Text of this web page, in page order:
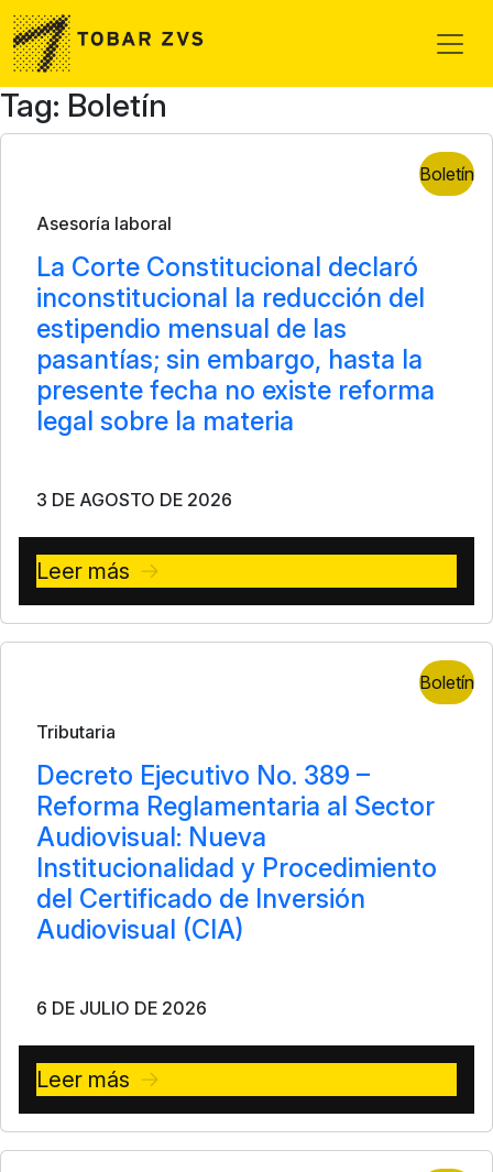
Skip to main content
Tag: Boletín
Boletín
Asesoría laboral
La Corte Constitucional declaró
inconstitucional la reducción del
estipendio mensual de las
pasantías; sin embargo, hasta la
presente fecha no existe reforma
legal sobre la materia
3 DE AGOSTO DE 2026
Leer más
Boletín
Tributaria
Decreto Ejecutivo No. 389 –
Reforma Reglamentaria al Sector
Audiovisual: Nueva
Institucionalidad y Procedimiento
del Certificado de Inversión
Audiovisual (CIA)
6 DE JULIO DE 2026
Leer más